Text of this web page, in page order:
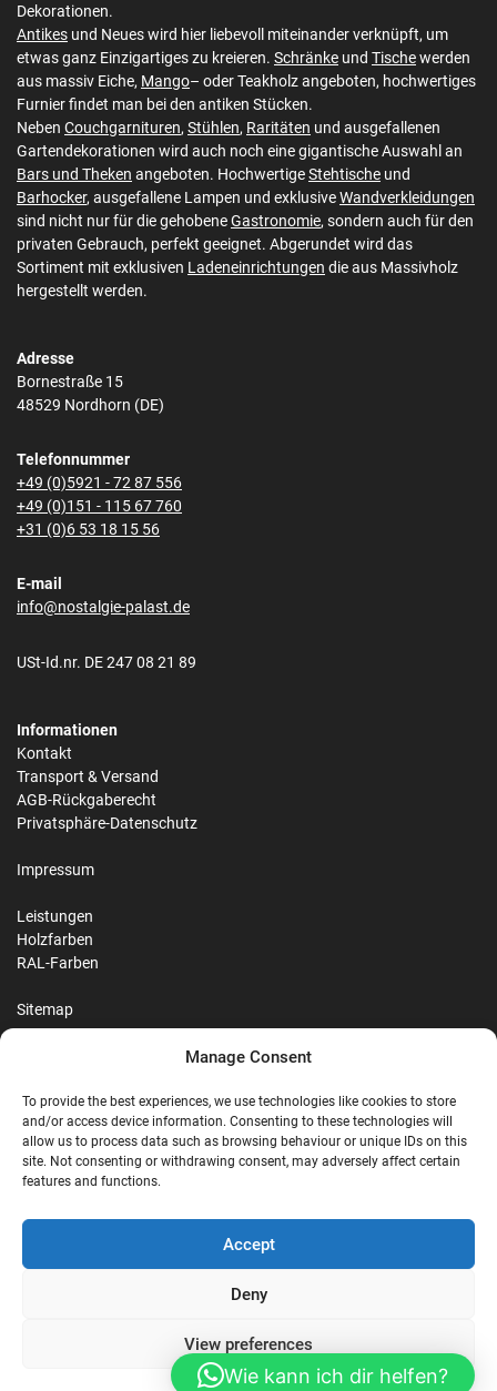
Manage Consent
To provide the best experiences, we use technologies like cookies to store
and/or access device information. Consenting to these technologies will
allow us to process data such as browsing behaviour or unique IDs on this
site. Not consenting or withdrawing consent, may adversely affect certain
features and functions.
Accept
Deny
View preferences
Dekorationen.
Antikes und Neues wird hier liebevoll miteinander verknüpft, um
etwas ganz Einzigartiges zu kreieren. Schränke und Tischewerden
aus massiv Eiche, Mango– oder Teakholz angeboten, hochwertiges
Furnier findet man bei den antiken Stücken.
Neben Couchgarnituren, Stühlen, Raritäten und ausgefallenen
Gartendekorationen wird auch noch eine gigantische Auswahl an
Bars und Theken angeboten. HochwertigeStehtische und
Barhocker, ausgefallene Lampen und exklusiveWandverkleidungen
sind nicht nur für die gehobeneGastronomie, sondern auch für den
privaten Gebrauch, perfekt geeignet. Abgerundet wird das
Sortiment mit exklusiven Ladeneinrichtungen die aus Massivholz
hergestellt werden.
Adresse
Bornestraße 15
48529 Nordhorn (DE)
Telefonnummer
+49 (0)5921 - 72 87 556
+49 (0)151 - 115 67 760
+31 (0)6 53 18 15 56
E-mail
info@nostalgie-palast.de
USt-Id.nr. DE 247 08 21 89
Informationen
Kontakt
Transport & Versand
AGB-Rückgaberecht
Privatsphäre-Datenschutz
Impressum
Leistungen
Holzfarben
RAL-Farben
Sitemap
G Google Reviews
reviews
Wie kann ich dir helfen?